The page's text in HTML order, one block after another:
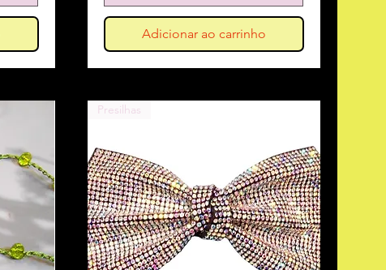
Adicionar ao carrinho
Presilhas